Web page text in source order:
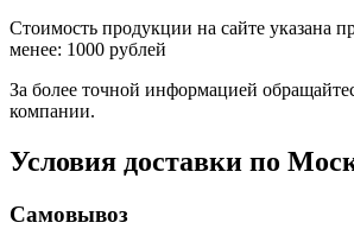
Стоимость продукции на сайте указана
менее: 1000 рублей
За более точной информацией
компании.
Условия доставки по
Самовывоз